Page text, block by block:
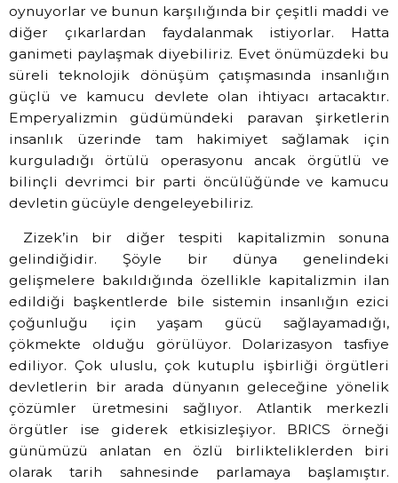
oynuyorlar ve bunun karşılığında bir çeşitli maddi ve
diğer çıkarlardan faydalanmak istiyorlar. Hatta
ganimeti paylaşmak diyebiliriz. Evet önümüzdeki bu
süreli teknolojik dönüşüm çatışmasında insanlığın
güçlü ve kamucu devlete olan ihtiyacı artacaktır.
Emperyalizmin güdümündeki paravan şirketlerin
insanlık üzerinde tam hakimiyet sağlamak için
kurguladığı örtülü operasyonu ancak örgütlü ve
bilinçli devrimci bir parti öncülüğünde ve kamucu
devletin gücüyle dengeleyebiliriz.
Zizek’in bir diğer tespiti kapitalizmin sonuna
gelindiğidir. Şöyle bir dünya genelindeki
gelişmelere bakıldığında özellikle kapitalizmin ilan
edildiği başkentlerde bile sistemin insanlığın ezici
çoğunluğu için yaşam gücü sağlayamadığı,
çökmekte olduğu görülüyor. Dolarizasyon tasfiye
ediliyor. Çok uluslu, çok kutuplu işbirliği örgütleri
devletlerin bir arada dünyanın geleceğine yönelik
çözümler üretmesini sağlıyor. Atlantik merkezli
örgütler ise giderek etkisizleşiyor. BRICS örneği
günümüzü anlatan en özlü birlikteliklerden biri
olarak tarih sahnesinde parlamaya başlamıştır.